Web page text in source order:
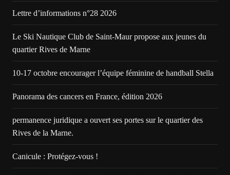
Lettre d’informations n°28 2026
Le Ski Nautique Club de Saint-Maur propose aux jeunes du
quartier Rives de Marne
10-17 octobre encourager l’équipe féminine de handball Stella
Panorama des cancers en France, édition 2026
permanence juridique a ouvert ses portes sur le quartier des
Rives de la Marne.
Canicule : Protégez-vous !